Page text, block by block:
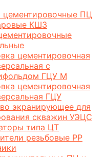
цементировочные ПЦ
КШЗ
цементировочная
с
ГЦУ М
цементировочная
ГЦУ
экранирующее для
скважин УЭЦС
типа ЦТ
резьбовые РР